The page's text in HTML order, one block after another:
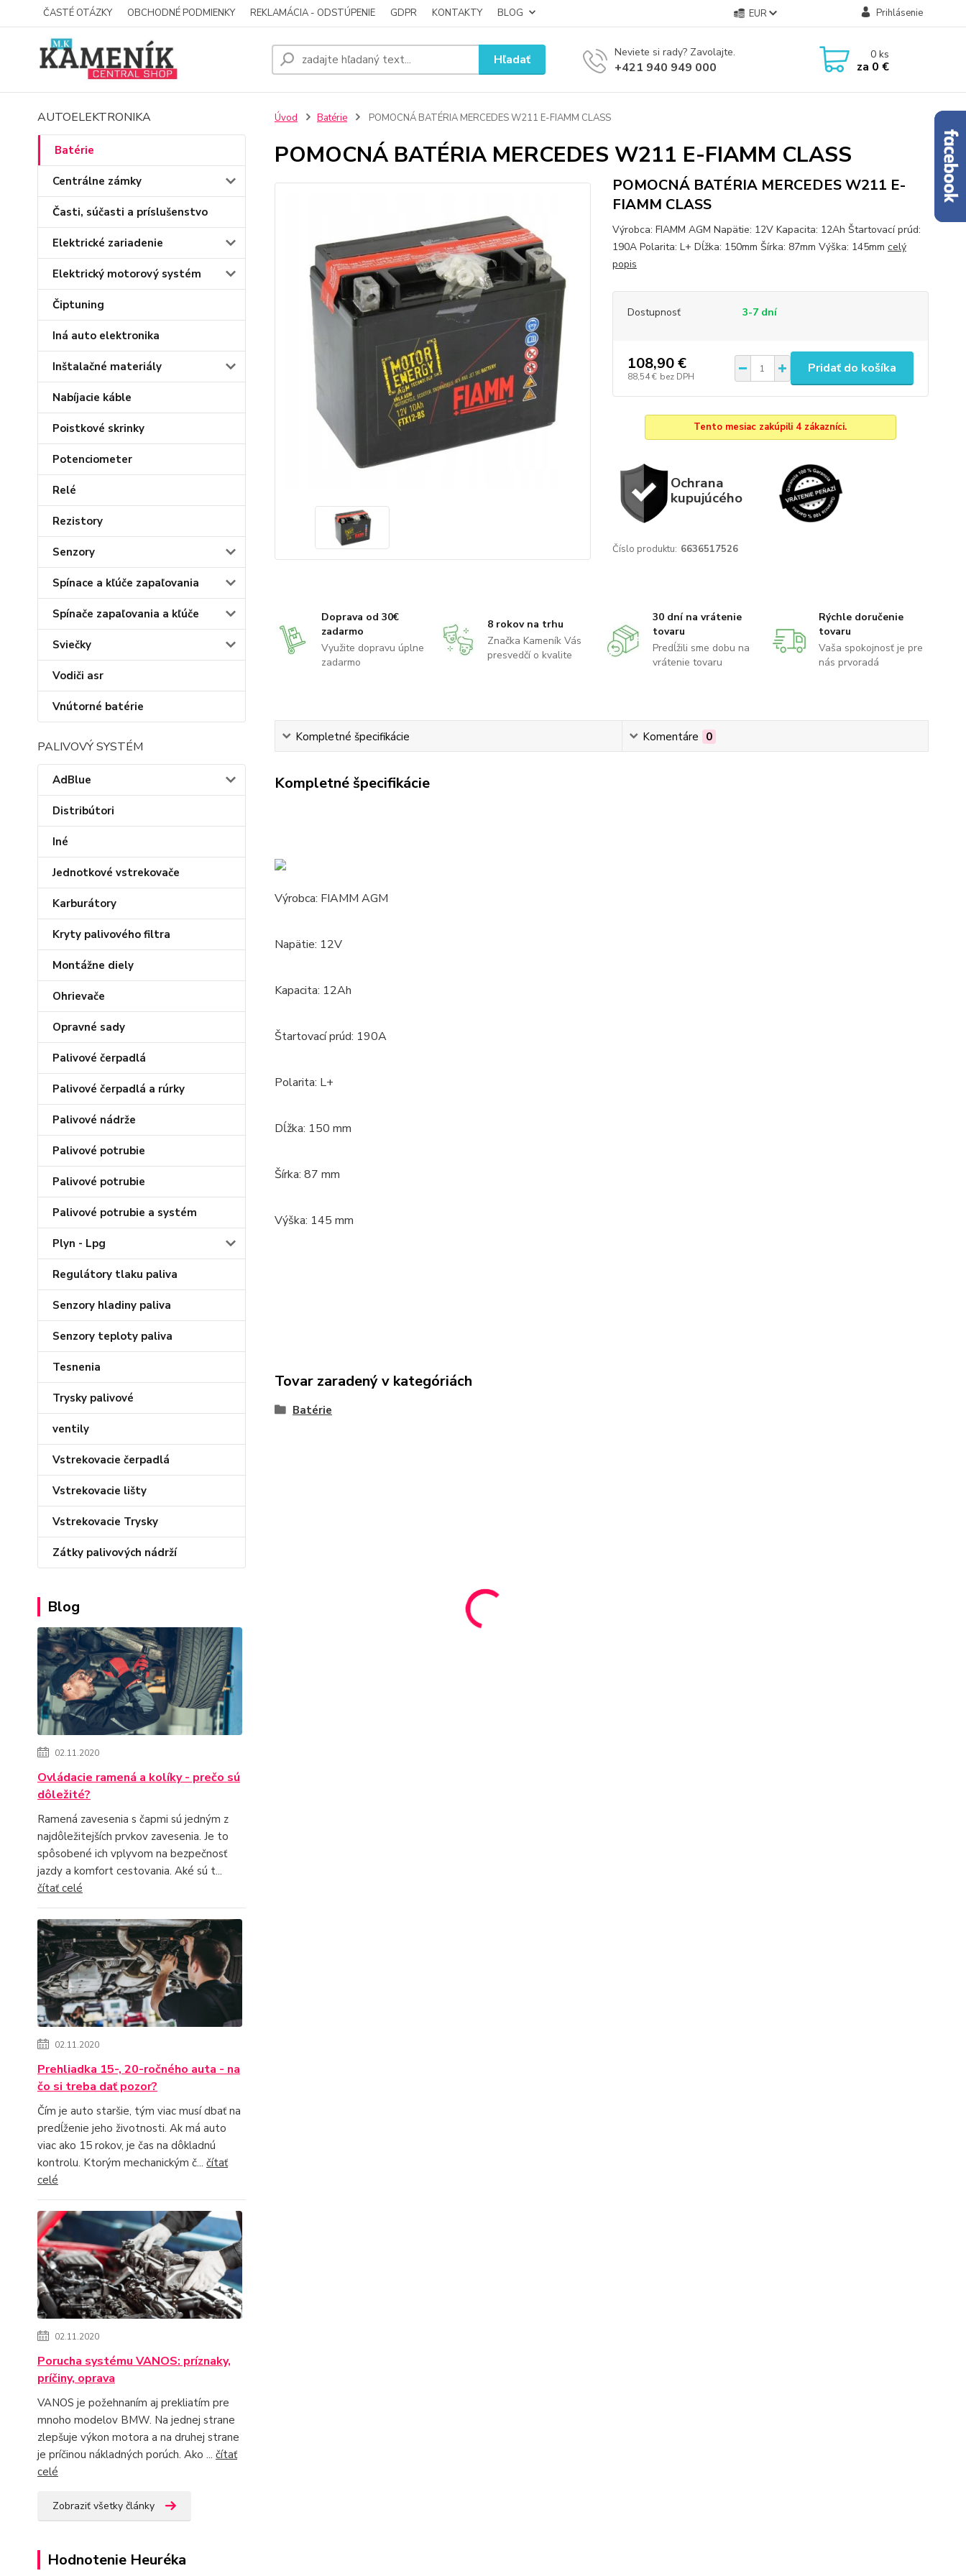
ČASTÉ OTÁZKY OBCHODNÉ PODMIENKY REKLAMÁCIA - ODSTÚPENIE GDPR KONTAKTY BLOG EUR Prihlásenie
Hľadať Neviete si rady? Zavolajte.
+421 940 949 000
0ks
za 0 €
AUTOELEKTRONIKA
Batérie
Centrálne zámky
Časti, súčasti a príslušenstvo
Elektrické zariadenie
Elektrický motorový systém
Čiptuning
Iná auto elektronika
Inštalačné materiály
Nabíjacie káble
Poistkové skrinky
Potenciometer
Relé
Rezistory
Senzory
Spínace a kľúče zapaľovania
Spínače zapaľovania a kľúče
Sviečky
Vodiči asr
Vnútorné batérie
PALIVOVÝ SYSTÉM
AdBlue
Distribútori
Iné
Jednotkové vstrekovače
Karburátory
Kryty palivového filtra
Montážne diely
Ohrievače
Opravné sady
Palivové čerpadlá
Palivové čerpadlá a rúrky
Palivové nádrže
Palivové potrubie
Palivové potrubie
Palivové potrubie a systém
Plyn - Lpg
Regulátory tlaku paliva
Senzory hladiny paliva
Senzory teploty paliva
Tesnenia
Trysky palivové
ventily
Vstrekovacie čerpadlá
Vstrekovacie lišty
Vstrekovacie Trysky
Zátky palivových nádrží
Blog
02.11.2020
Ovládacie ramená a kolíky - prečo sú
dôležité?
Ramená zavesenia s čapmi sú jedným z
najdôležitejších prvkov zavesenia. Je to
spôsobené ich vplyvom na bezpečnosť
jazdy a komfort cestovania. Aké sú t...
čítať celé
02.11.2020
Prehliadka 15-, 20-ročného auta - na
čo si treba dať pozor?
Čím je auto staršie, tým viac musí dbať na
predĺženie jeho životnosti. Ak má auto
viac ako 15 rokov, je čas na dôkladnú
kontrolu. Ktorým mechanickým č... čítať
celé
02.11.2020
Porucha systému VANOS: príznaky,
príčiny, oprava
VANOS je požehnaním aj prekliatím pre
mnoho modelov BMW. Na jednej strane
zlepšuje výkon motora a na druhej strane
je príčinou nákladných porúch. Ako ... čítať
celé
Zobraziť všetky články
Hodnotenie Heuréka
Úvod Batérie POMOCNÁ BATÉRIA MERCEDES W211 E-FIAMM CLASS
POMOCNÁ BATÉRIA MERCEDES W211 E-FIAMM CLASS
POMOCNÁ BATÉRIA MERCEDES W211 E-
FIAMM CLASS
Výrobca: FIAMM AGM Napätie: 12V Kapacita: 12Ah Štartovací prúd:
190A Polarita: L+ Dĺžka: 150mm Šírka: 87mm Výška: 145mm celý
popis
Dostupnosť 3-7 dní
108,90 €
88,54 € bez DPH
Pridať do košíka
Tento mesiac zakúpili 4 zákazníci.
Ochrana
kupujúcého
Číslo produktu: 6636517526
Doprava od 30€
zadarmo
Využite dopravu úplne
zadarmo
8 rokov na trhu
Značka Kameník Vás
presvedčí o kvalite
30 dní na vrátenie
tovaru
Predĺžili sme dobu na
vrátenie tovaru
Rýchle doručenie
tovaru
Vaša spokojnosť je pre
nás prvoradá
Kompletné špecifikácie Komentáre 0
Kompletné špecifikácie
Výrobca: FIAMM AGM
Napätie: 12V
Kapacita: 12Ah
Štartovací prúd: 190A
Polarita: L+
Dĺžka: 150 mm
Šírka: 87 mm
Výška: 145 mm
Tovar zaradený v kategóriách
Batérie